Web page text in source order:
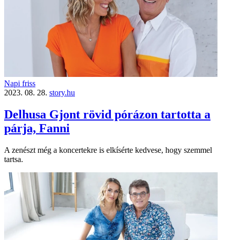
Napi friss
2023. 08. 28. story.hu
Delhusa Gjont rövid pórázon tartotta a
párja, Fanni
A zenészt még a koncertekre is elkísérte kedvese, hogy szemmel
tartsa.